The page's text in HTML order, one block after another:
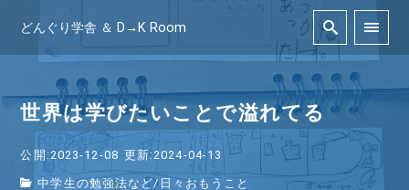
どんぐり学舎 ＆ D→K Room
世界は学びたいことで溢れてる
公開:2023-12-08 更新:2024-04-13
中学生の勉強法など/ 日々おもうこと